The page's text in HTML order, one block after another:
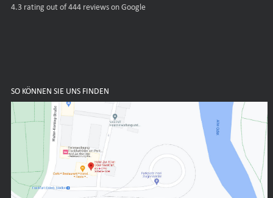
4.3 rating out of 444 reviews on Google
SO KÖNNEN SIE UNS FINDEN